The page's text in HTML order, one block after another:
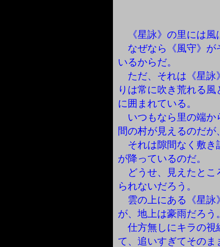
《星詠》の里には風
なぜなら《風守》が
いるからだ。
ただ、それは《星詠
りは常に吹き荒れる
に囲まれている。
いつもなら里の端か
間の村が見えるのだ
それは隙間なく敷き
が降っているのだ。
どうせ、見えたとこ
られないだろう。
雲の上にある《星詠
が、地上は豪雨だろう
仕方無しにキラの視
て、追いすぎてその